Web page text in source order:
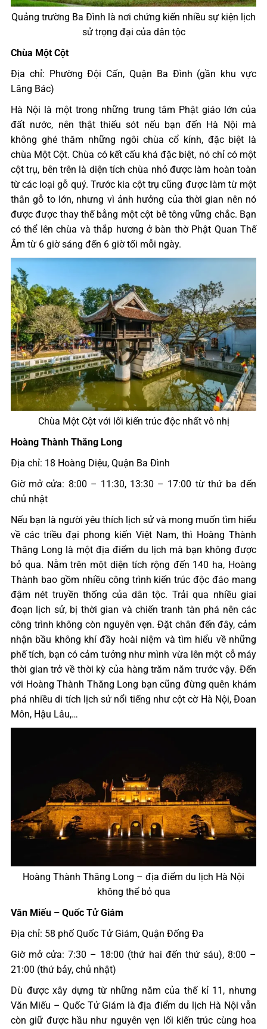
Quảng trường Ba Đình là nơi chứng kiến nhiều sự kiện lịch
sử trọng đại của dân tộc
Chùa Một Cột
Địa chỉ: Phường Đội Cấn, Quận Ba Đình (gần khu vực
Lăng Bác)
Hà Nội là một trong những trung tâm Phật giáo lớn của
đất nước, nên thật thiếu sót nếu bạn đến Hà Nội mà
không ghé thăm những ngôi chùa cổ kính, đặc biệt là
chùa Một Cột. Chùa có kết cấu khá đặc biệt, nó chỉ có một
cột trụ, bên trên là diện tích chùa nhỏ được làm hoàn toàn
từ các loại gỗ quý. Trước kia cột trụ cũng được làm từ một
thân gỗ to lớn, nhưng vì ảnh hưởng của thời gian nên nó
được được thay thế bằng một cột bê tông vững chắc. Bạn
có thể lên chùa và thắp hương ở bàn thờ Phật Quan Thế
Âm từ 6 giờ sáng đến 6 giờ tối mỗi ngày.
Chùa Một Cột với lối kiến trúc độc nhất vô nhị
Hoàng Thành Thăng Long
Địa chỉ: 18 Hoàng Diệu, Quận Ba Đình
Giờ mở cửa: 8:00 – 11:30, 13:30 – 17:00 từ thứ ba đến
chủ nhật
Nếu bạn là người yêu thích lịch sử và mong muốn tìm hiểu
về các triều đại phong kiến Việt Nam, thì Hoàng Thành
Thăng Long là một địa điểm du lịch mà bạn không được
bỏ qua. Nằm trên một diện tích rộng đến 140 ha, Hoàng
Thành bao gồm nhiều công trình kiến trúc độc đáo mang
đậm nét truyền thống của dân tộc. Trải qua nhiều giai
đoạn lịch sử, bị thời gian và chiến tranh tàn phá nên các
công trình không còn nguyên vẹn. Đặt chân đến đây, cảm
nhận bầu không khí đầy hoài niệm và tìm hiểu về những
phế tích, bạn có cảm tưởng như mình vừa lên một cỗ máy
thời gian trở về thời kỳ của hàng trăm năm trước vậy. Đến
với Hoàng Thành Thăng Long bạn cũng đừng quên khám
phá nhiều di tích lịch sử nổi tiếng như cột cờ Hà Nội, Đoan
Môn, Hậu Lâu,…
Hoàng Thành Thăng Long – địa điểm du lịch Hà Nội
không thể bỏ qua
Văn Miếu – Quốc Tử Giám
Địa chỉ: 58 phố Quốc Tử Giám, Quận Đống Đa
Giờ mở cửa: 7:30 – 18:00 (thứ hai đến thứ sáu), 8:00 –
21:00 (thứ bảy, chủ nhật)
Dù được xây dựng từ những năm của thế kỉ 11, nhưng
Văn Miếu – Quốc Tử Giám là địa điểm du lịch Hà Nội vẫn
còn giữ được hầu như nguyên vẹn lối kiến trúc cùng hoa